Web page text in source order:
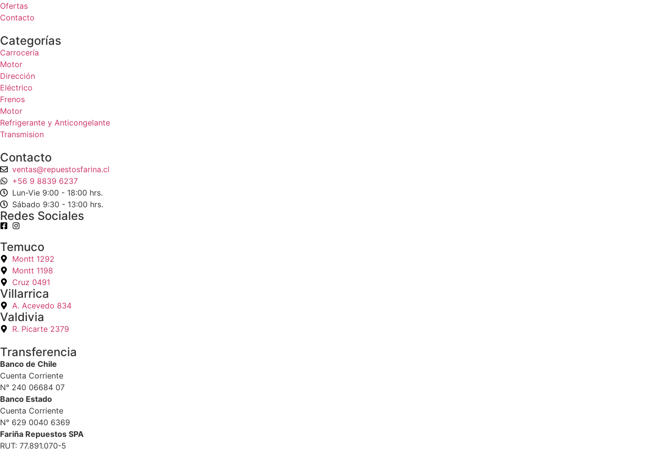
Ofertas
Contacto
Categorías
Carrocería
Motor
Dirección
Eléctrico
Frenos
Motor
Refrigerante y Anticongelante
Transmision
Contacto
ventas@repuestosfarina.cl
+56 9 8839 6237
Lun-Vie 9:00 - 18:00 hrs.
Sábado 9:30 - 13:00 hrs.
Redes Sociales
Temuco
Montt 1292
Montt 1198
Cruz 0491
Villarrica
A. Acevedo 834
Valdivia
R. Picarte 2379
Transferencia
Banco de Chile
Cuenta Corriente
N° 240 06684 07
Banco Estado
Cuenta Corriente
N° 629 0040 6369
Fariña Repuestos SPA
RUT: 77.891.070-5